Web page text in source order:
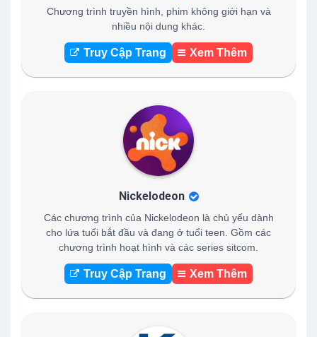
Chương trình truyền hình, phim không giới hạn và
nhiều nội dung khác.
Truy Cập Trang Xem Thêm
Nickelodeon
Các chương trình của Nickelodeon là chủ yếu dành
cho lứa tuổi bắt đầu và đang ở tuổi teen. Gồm các
chương trình hoạt hình và các series sitcom.
Truy Cập Trang Xem Thêm